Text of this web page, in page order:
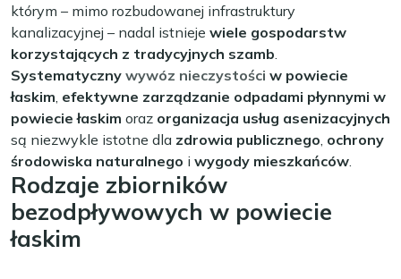
którym – mimo rozbudowanej infrastruktury
kanalizacyjnej – nadal istnieje wiele gospodarstw
korzystających z tradycyjnych szamb.
Systematyczny wywóz nieczystości w powiecie
łaskim, efektywne zarządzanie odpadami płynnymi w
powiecie łaskim oraz organizacja usług asenizacyjnych
są niezwykle istotne dla zdrowia publicznego, ochrony
środowiska naturalnego i wygody mieszkańców.
Rodzaje zbiorników
bezodpływowych w powiecie
łaskim